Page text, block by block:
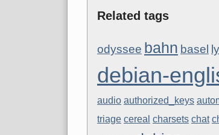
Related tags
odyssee bahn basel
debian-
audio authorized_keys
triage cereal charsets chat